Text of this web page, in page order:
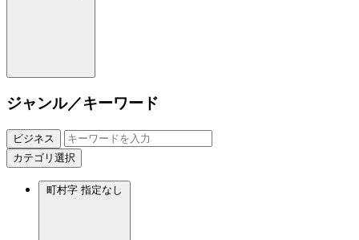
ジャンル／キーワード
ビジネス
カテゴリ選択
町村字 指定なし